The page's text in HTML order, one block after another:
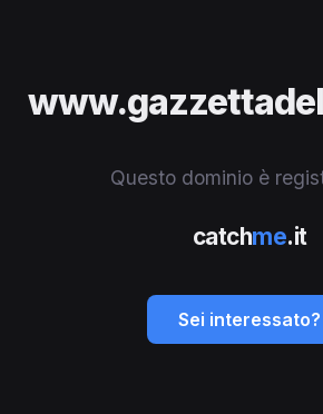
Questo dominio è
catchme.it
Sei interessato?